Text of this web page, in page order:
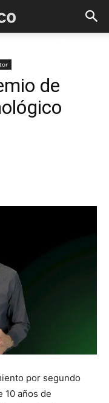
de
por segundo
10 años de